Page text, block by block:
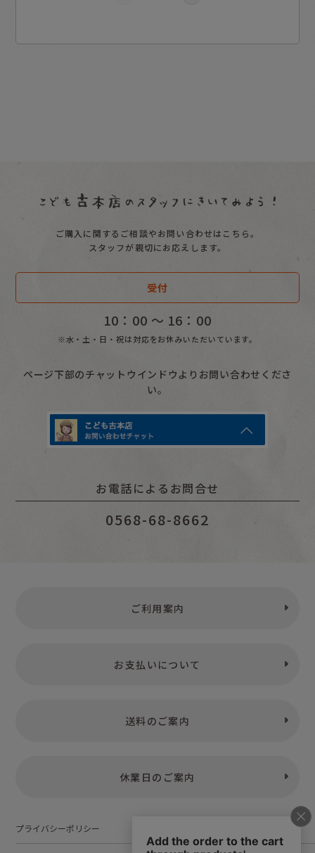
ご購入に関するご相談やお問い合わせはこちら。
スタッフが親切にお応えします。
受付
10：00 〜 16：00
※水・土・日・祝は対応をお休みいただいています。
ページ下部のチャットウインドウよりお問い合わせくださ
い。
お電話によるお問合せ
0568-68-8662
ご利用案内
お支払いについて
送料のご案内
休業日のご案内
プライバシーポリシー